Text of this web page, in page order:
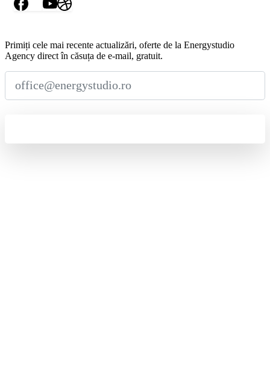
Primiți cele mai recente actualizări, oferte de la Energystudio
Agency direct în căsuța de e-mail, gratuit.